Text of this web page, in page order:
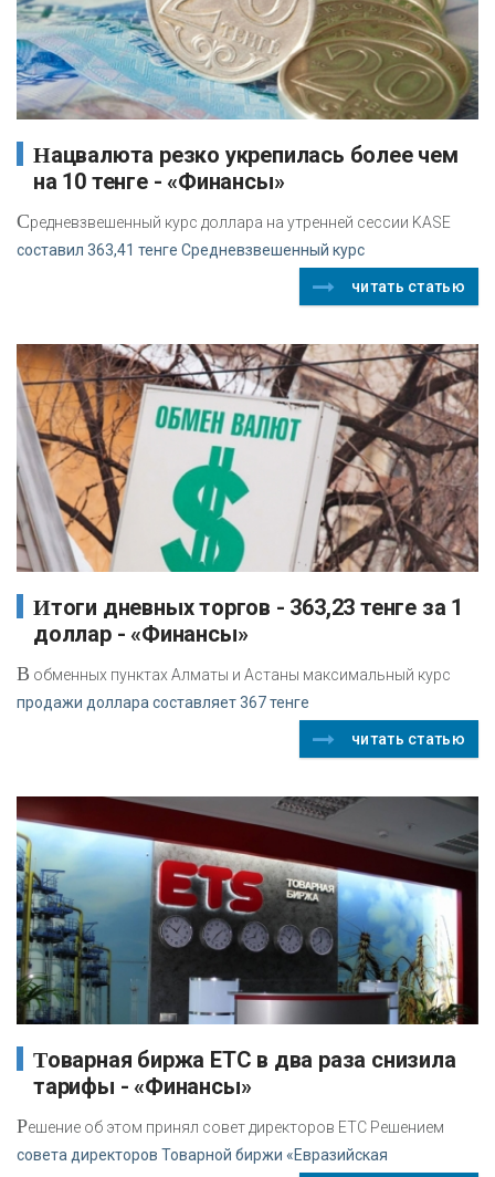
Нацвалюта резко укрепилась более чем
на 10 тенге - «Финансы»
Средневзвешенный курс доллара на утренней сессии KASE
составил 363,41 тенге Средневзвешенный курс
читать статью
Итоги дневных торгов - 363,23 тенге за 1
доллар - «Финансы»
В обменных пунктах Алматы и Астаны максимальный курс
продажи доллара составляет 367 тенге
читать статью
Товарная биржа ЕТС в два раза снизила
тарифы - «Финансы»
Решение об этом принял совет директоров ЕТС Решением
совета директоров Товарной биржи «Евразийская